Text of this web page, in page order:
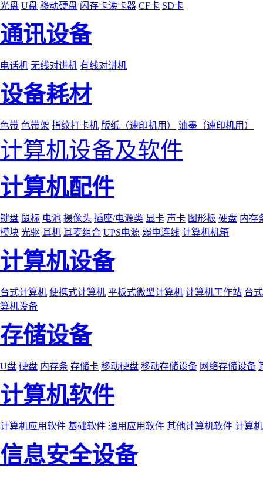
光盘 U盘 移动硬盘 闪存卡读卡器 CF卡 SD卡
通讯设备
电话机 无线对讲机 有线对讲机
设备耗材
色带 色带架 指纹打卡机 版纸（速印机用） 油墨（速印机用）
计算机设备及软件
计算机配件
键盘 鼠标 电池 摄像头 插座/电源类 显卡 声卡 图形板 硬盘 内存
模块 光驱 耳机 耳麦组合 UPS电源 弱电连线 计算机机箱
计算机设备
台式计算机 便携式计算机 平板式微型计算机 计算机工作站 台
算机设备
存储设备
U盘 硬盘 内存条 存储卡 移动硬盘 移动存储设备 网络存储设备
计算机软件
计算机应用软件 基础软件 通用应用软件 其他计算机软件 计算
信息安全设备